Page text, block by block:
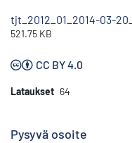
tjt_2012_01_2014-03-
521.75 KB
CC BY 4.0
Lataukset 64
Pysyvä osoite